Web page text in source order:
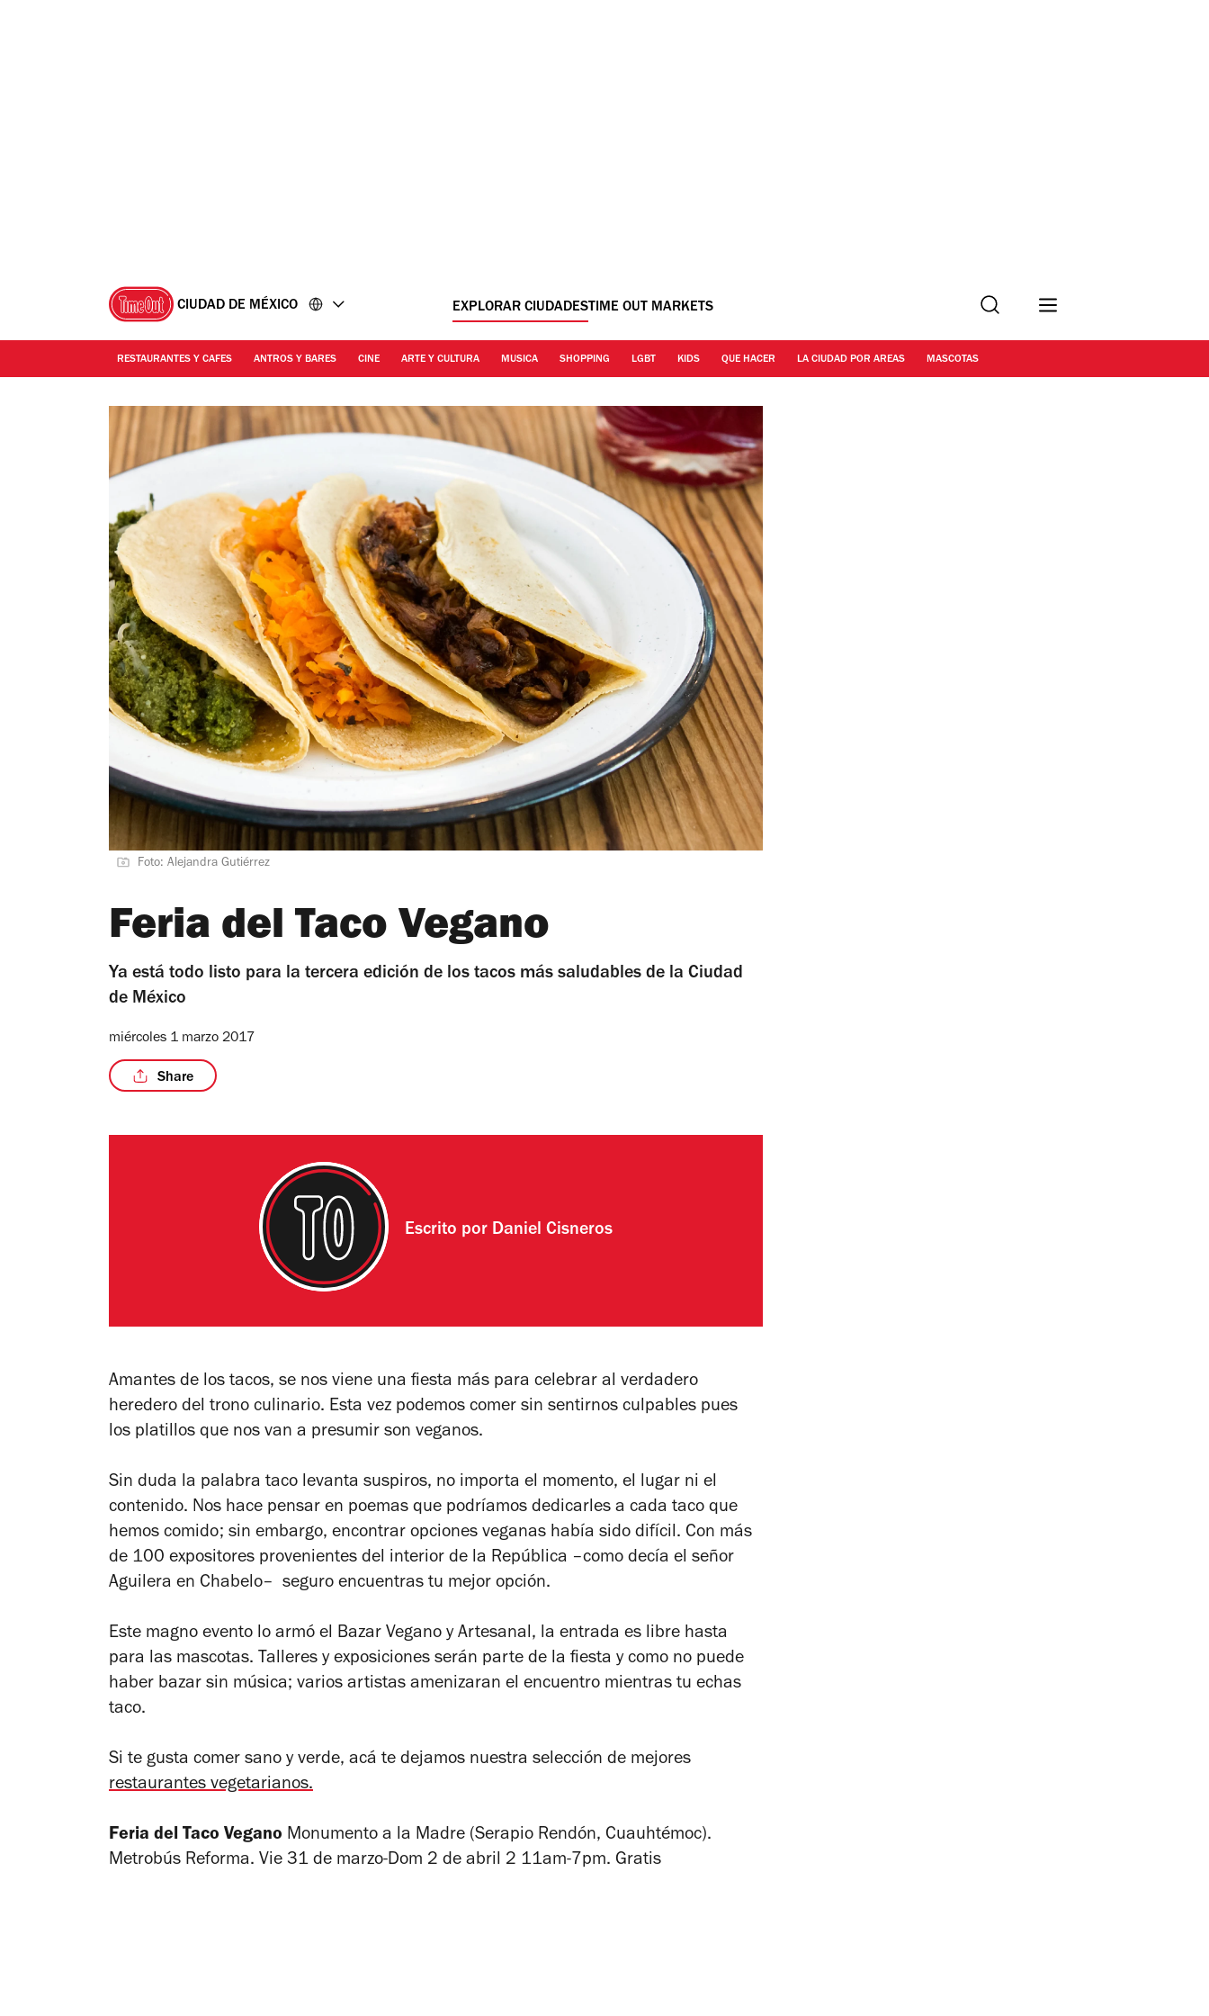
CIUDAD DE MÉXICO EXPLORAR CIUDADESTIME OUT MARKETS Buscar
RESTAURANTES Y CAFES ANTROS Y BARES CINE ARTE Y CULTURA MUSICA SHOPPING LGBT KIDS QUE HACER LA CIUDAD POR AREAS MASCOTAS
Foto: Alejandra Gutiérrez
Feria del Taco Vegano
Ya está todo listo para la tercera edición de los tacos más saludables de la Ciudad
de México
miércoles 1 marzo 2017
Share
Escrito por Daniel Cisneros
Amantes de los tacos, se nos viene una fiesta más para celebrar al verdadero
heredero del trono culinario. Esta vez podemos comer sin sentirnos culpables pues
los platillos que nos van a presumir son veganos.
Sin duda la palabra taco levanta suspiros, no importa el momento, el lugar ni el
contenido. Nos hace pensar en poemas que podríamos dedicarles a cada taco que
hemos comido; sin embargo, encontrar opciones veganas había sido difícil. Con más
de 100 expositores provenientes del interior de la República –como decía el señor
Aguilera en Chabelo– seguro encuentras tu mejor opción.
Este magno evento lo armó el Bazar Vegano y Artesanal, la entrada es libre hasta
para las mascotas. Talleres y exposiciones serán parte de la fiesta y como no puede
haber bazar sin música; varios artistas amenizaran el encuentro mientras tu echas
taco.
Si te gusta comer sano y verde, acá te dejamos nuestra selección de mejores
restaurantes vegetarianos.
Feria del Taco Vegano Monumento a la Madre (Serapio Rendón, Cuauhtémoc).
Metrobús Reforma. Vie 31 de marzo-Dom 2 de abril 2 11am-7pm. Gratis